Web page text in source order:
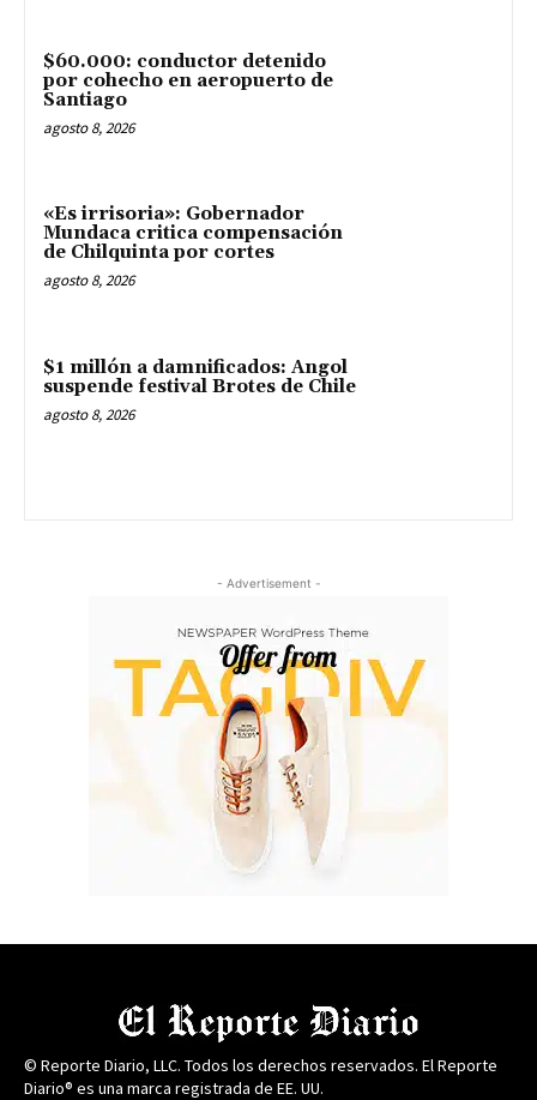
$60.000: conductor detenido
por cohecho en aeropuerto de
Santiago
agosto 8, 2026
«Es irrisoria»: Gobernador
Mundaca critica compensación
de Chilquinta por cortes
agosto 8, 2026
$1 millón a damnificados: Angol
suspende festival Brotes de Chile
agosto 8, 2026
- Advertisement -
© Reporte Diario, LLC. Todos los derechos reservados. El Reporte
Diario® es una marca registrada de EE. UU.